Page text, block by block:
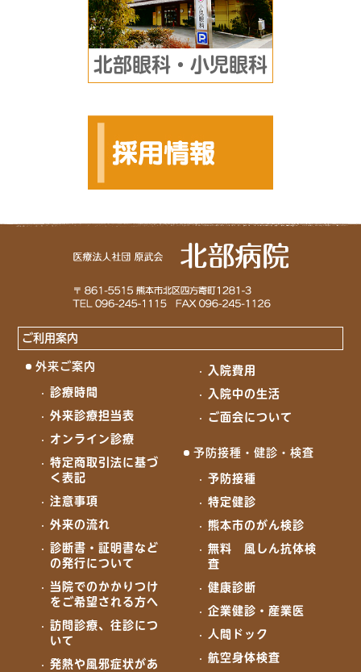
北部眼科・小児眼科
ご利用案内
外来ご案内
診療時間
外来診療担当表
オンライン診療
特定商取引法に基づ
く表記
注意事項
外来の流れ
診断書・証明書など
の発行について
当院でのかかりつけ
をご希望される方へ
訪問診療、往診につ
いて
発熱や風邪症状があ
入院費用
入院中の生活
ご面会について
予防接種・健診・検査
予防接種
特定健診
熊本市のがん検診
無料 風しん抗体検
査
健康診断
企業健診・産業医
人間ドック
航空身体検査